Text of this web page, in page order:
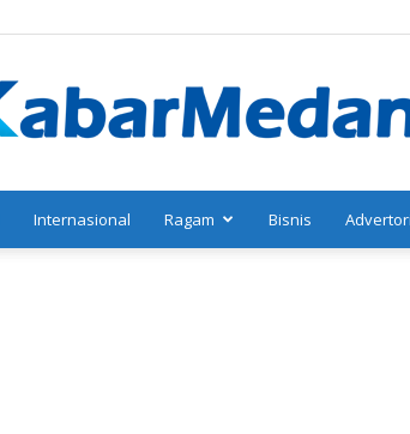
Internasional Ragam Bisnis